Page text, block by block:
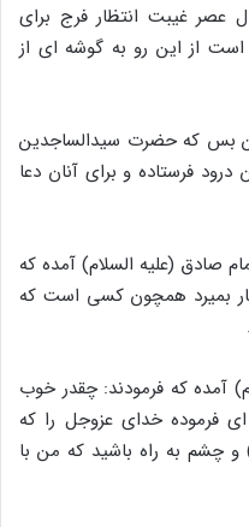
عصر غیبت انتظار فرج برای
از این رو به گوشه ای از
بس که حضرت سیدالساجدین
درود فرستاده و برای آنان دعا
صادق (علیه السلام) آمده که
بمیرد همچون کسی است که
آمده که فرمودند: چقدر خوب
فرموده خدای عزوجل را که
إِنِّی مَعَکُمْ رَقِیبٌ» (هود، ۹۳) و چشم به راه باشید که من با